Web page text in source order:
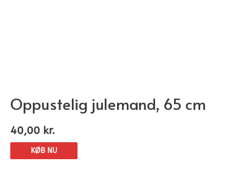
Oppustelig julemand, 65 cm
40,00 kr.
KØB NU